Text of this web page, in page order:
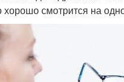
смотрится на